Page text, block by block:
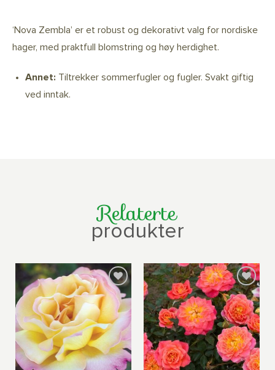
‘Nova Zembla’ er et robust og dekorativt valg for nordiske
hager, med praktfull blomstring og høy herdighet.
Annet: Tiltrekker sommerfugler og fugler. Svakt giftig
ved inntak.
Relaterte
produkter